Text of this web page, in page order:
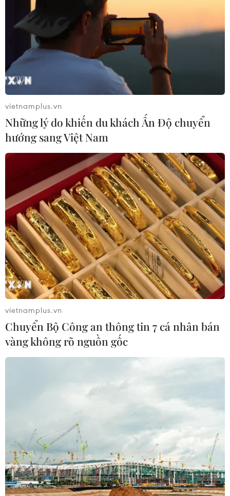
vietnamplus.vn
Những lý do khiến du khách Ấn Độ chuyển
hướng sang Việt Nam
vietnamplus.vn
Chuyển Bộ Công an thông tin 7 cá nhân bán
vàng không rõ nguồn gốc